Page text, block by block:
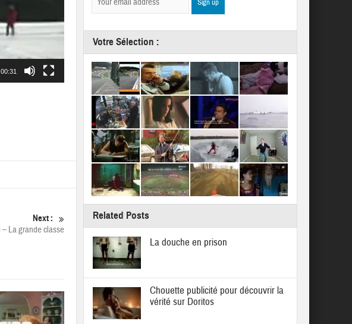
00:31
Next :
– La grande classe
Votre Sélection :
Related Posts
La douche en prison
Chouette publicité pour découvrir la
vérité sur Doritos